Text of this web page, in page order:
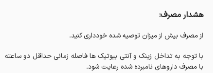
هشدار مصرف:
از مصرف بیش از میزان توصیه شده خودداری کنید.
با توجه به تداخل زینک و آنتی بیوتیک ها فاصله زمانی حداقل دو ساعته
با مصرف داروهای نامبرده شده رعایت شود.